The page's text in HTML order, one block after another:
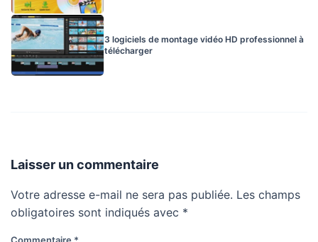
3 logiciels de montage vidéo HD professionnel à
télécharger
Laisser un commentaire
Votre adresse e-mail ne sera pas publiée. Les champs
obligatoires sont indiqués avec *